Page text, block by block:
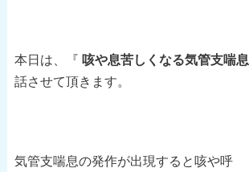
本日は、『 咳や息苦しくなる気管支喘息
話させて頂きます。
気管支喘息の発作が出現すると咳や呼